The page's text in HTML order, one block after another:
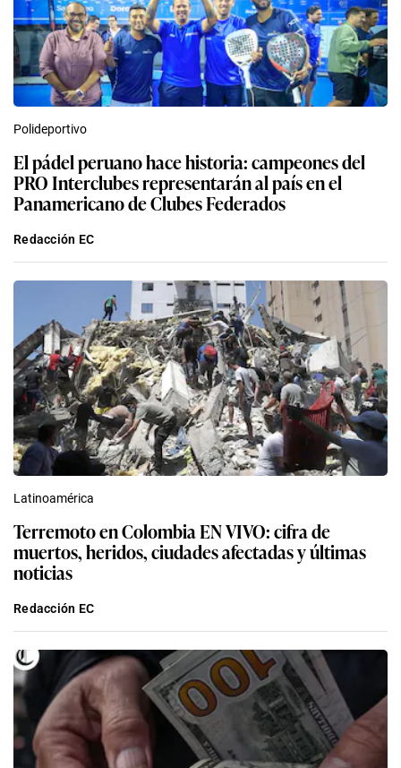
Polideportivo
El pádel peruano hace historia: campeones del
PRO Interclubes representarán al país en el
Panamericano de Clubes Federados
Redacción EC
Latinoamérica
Terremoto en Colombia EN VIVO: cifra de
muertos, heridos, ciudades afectadas y últimas
noticias
Redacción EC